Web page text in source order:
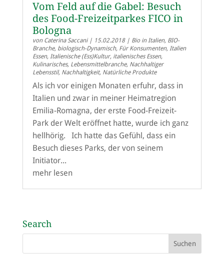
Vom Feld auf die Gabel: Besuch
des Food-Freizeitparkes FICO in
Bologna
von Caterina Saccani| 15.02.2018| Bio in Italien, BIO-
Branche, biologisch-Dynamisch, Für Konsumenten, Italien
Essen, Italienische (Ess)Kultur, italienisches Essen,
Kulinarisches, Lebensmittelbranche, Nachhaltiger
Lebensstil, Nachhaltigkeit, Natürliche Produkte
Als ich vor einigen Monaten erfuhr, dass in
Italien und zwar in meiner Heimatregion
Emilia-Romagna, der erste Food-Freizeit-
Park der Welt eröffnet hatte, wurde ich ganz
hellhörig. Ich hatte das Gefühl, dass ein
Besuch dieses Parks, der von seinem
Initiator...
mehr lesen
Search